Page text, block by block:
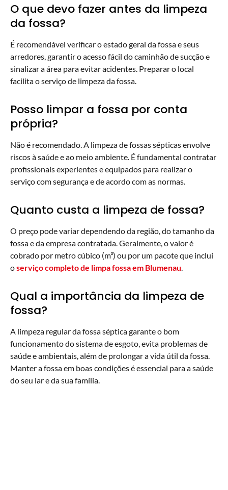
O que devo fazer antes da limpeza
da fossa?
É recomendável verificar o estado geral da fossa e seus
arredores, garantir o acesso fácil do caminhão de sucção e
sinalizar a área para evitar acidentes. Preparar o local
facilita o serviço de limpeza da fossa.
Posso limpar a fossa por conta
própria?
Não é recomendado. A limpeza de fossas sépticas envolve
riscos à saúde e ao meio ambiente. É fundamental contratar
profissionais experientes e equipados para realizar o
serviço com segurança e de acordo com as normas.
Quanto custa a limpeza de fossa?
O preço pode variar dependendo da região, do tamanho da
fossa e da empresa contratada. Geralmente, o valor é
cobrado por metro cúbico (m³) ou por um pacote que inclui
oserviço completo de limpa fossa em Blumenau
Qual a importância da limpeza de
fossa?
A limpeza regular da fossa séptica garante o bom
funcionamento do sistema de esgoto, evita problemas de
saúde e ambientais, além de prolongar a vida útil da fossa.
Manter a fossa em boas condições é essencial para a saúde
do seu lar e da sua família.